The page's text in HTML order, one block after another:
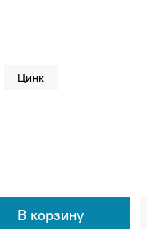
В корзину
Цинк